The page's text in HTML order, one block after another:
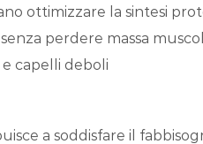
ottimizzare la sintesi
perdere massa
capelli deboli
a soddisfare il